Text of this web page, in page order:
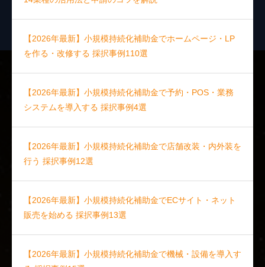
【2026年最新】小規模持続化補助金でホームページ・LP
を作る・改修する 採択事例110選
【2026年最新】小規模持続化補助金で予約・POS・業務
システムを導入する 採択事例4選
【2026年最新】小規模持続化補助金で店舗改装・内外装を
行う 採択事例12選
【2026年最新】小規模持続化補助金でECサイト・ネット
販売を始める 採択事例13選
【2026年最新】小規模持続化補助金で機械・設備を導入す